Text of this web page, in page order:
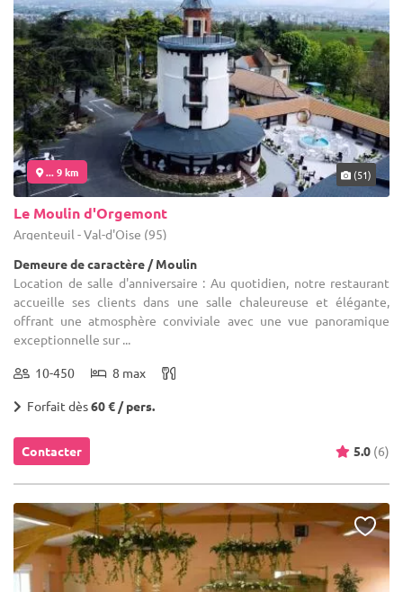
... 9 km (51)
Le Moulin d'Orgemont
Argenteuil - Val-d'Oise (95)
Demeure de caractère / Moulin
Location de salle d'anniversaire : Au quotidien, notre restaurant
accueille ses clients dans une salle chaleureuse et élégante,
offrant une atmosphère conviviale avec une vue panoramique
exceptionnelle sur ...
10-450 8 max
Forfait dès60 € / pers.
Contacter 5.0 (6)